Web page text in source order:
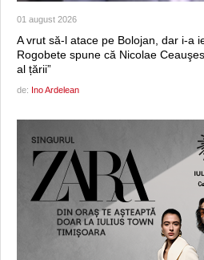
01 august 2026
A vrut să-l atace pe Bolojan, dar i-a
Rogobete spune că Nicolae
al țării”
de: Ino Ardelean